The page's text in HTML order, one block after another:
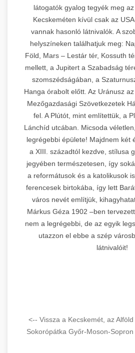
látogatók gyalog tegyék meg
Kecskeméten kívül csak az
vannak hasonló látnivalók. A
helyszíneken találhatjuk meg:
Föld, Mars – Lestár tér, Kossuth
mellett, a Jupitert a Szabadság
szomszédságában, a
Hanga órabolt előtt. Az Uránusz
Mezőgazdasági Szövetkezetek
fel. A Plútót, mint említettük, a
Lánchíd utcában. Micsoda
legrégebbi épülete! Majdnem két
a XIII. századtól kezdve, stílusa
jegyében természetesen, így
a reformátusok és a katolikusok
ferencesek birtokába, így lett
város nevét említjük,
Márkus Géza 1902 –ben
nem a legrégebbi, de az egyik
utazzon el ebbe a szép
látnivalóit!
<-- Vissza a Kecskemét, az
Sokorópátka Győr-Moson-